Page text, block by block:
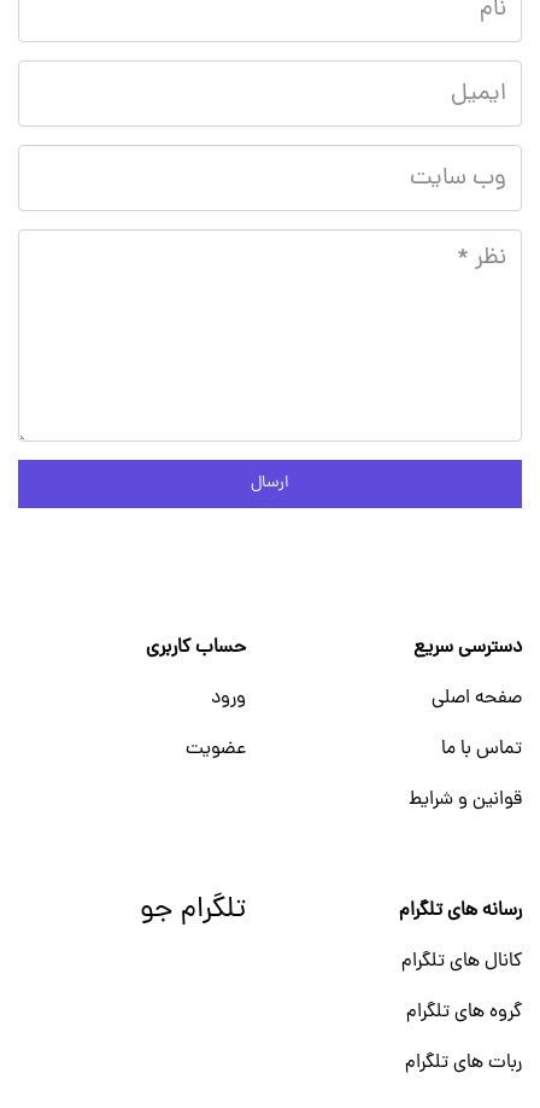
ارسال
دسترسی سریع
صفحه اصلی
تماس با ما
قوانین و شرایط
حساب کاربری
ورود
عضویت
رسانه های تلگرام
کانال های تلگرام
گروه های تلگرام
ربات های تلگرام
تلگرام جو